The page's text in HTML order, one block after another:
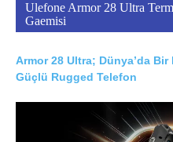
Ulefone Armor 28 Ultra
Gaemisi
Armor 28 Ultra; Dünya’da
Güçlü Rugged Telefon